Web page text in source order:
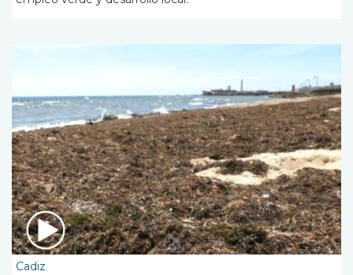
Cadiz